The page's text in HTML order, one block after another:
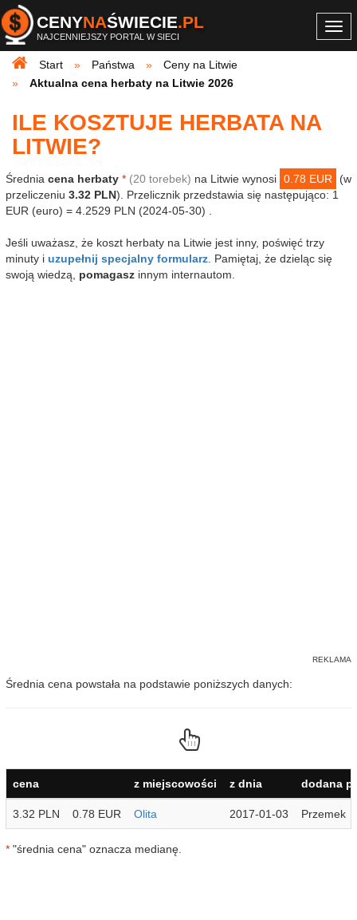
CENYNAŚWIECIE.PL
NAJCENNIEJSZY PORTAL W SIECI
Start
Państwa
Ceny na Litwie
Aktualna cena herbaty na Litwie 2026
ILE KOSZTUJE HERBATA NA
LITWIE?
Średnia cena herbaty * (20 torebek) na Litwie wynosi 0.78 EUR
(w
przeliczeniu 3.32 PLN). Przelicznik przedstawia się następująco: 1
EUR (euro) = 4.2529 PLN (2024-05-30) .
Jeśli uważasz, że koszt herbaty na Litwie jest inny, poświęć trzy
minuty i uzupełnij specjalny formularz . Pamiętaj, że dzieląc się
swoją wiedzą, pomagasz innym internautom.
Średnia cena powstała na podstawie poniższych danych:
cena z miejscowości z dnia dodana
3.32 PLN 0.78 EUR Olita 2017-01-03 Przemek
* "średnia cena" oznacza medianę.